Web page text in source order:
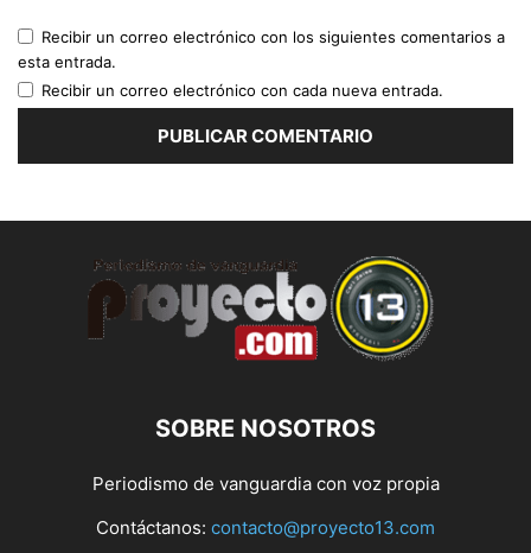
Recibir un correo electrónico con los siguientes comentarios a
esta entrada.
Recibir un correo electrónico con cada nueva entrada.
SOBRE NOSOTROS
Periodismo de vanguardia con voz propia
Contáctanos: contacto@proyecto13.com